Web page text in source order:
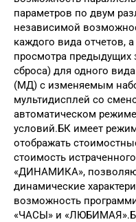
параметров по двум
независимой
каждого вида отчетов,
просмотра предыдущих
сброса) для одного
(МД) с изменяемым
мультидисплей со
автоматическом
условий.БК имеет
отображать
стоимость
«ДИНАМИКА»,
динамические
возможность
«ЧАСЫ» и